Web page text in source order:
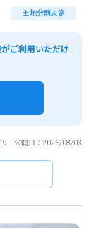
土地分割未定
ご利用いただけ
公開日：2026/08/03